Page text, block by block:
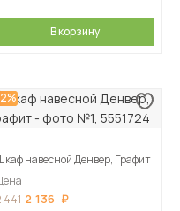
В корзину
навесной Денвер, Графит
441 2 136